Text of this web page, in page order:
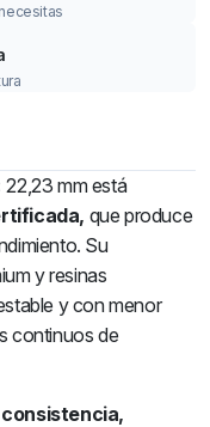
22,23 mm está
que produce
Su
y resinas
y con menor
continuos de
consistencia,